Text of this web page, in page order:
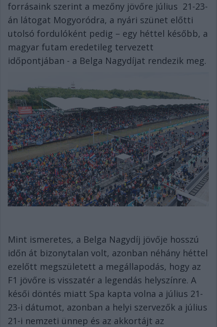
forrásaink szerint a mezőny jövőre július 21-23-
án látogat Mogyoródra, a nyári szünet előtti
utolsó fordulóként pedig – egy héttel később, a
magyar futam eredetileg tervezett
időpontjában - a Belga Nagydíjat rendezik meg.
Mint ismeretes, a Belga Nagydíj jövője hosszú
időn át bizonytalan volt, azonban néhány héttel
ezelőtt megszületett a megállapodás, hogy az
F1 jövőre is visszatér a legendás helyszínre. A
késői döntés miatt Spa kapta volna a július 21-
23-i dátumot, azonban a helyi szervezők a július
21-i nemzeti ünnep és az akkortájt az